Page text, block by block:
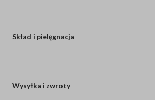
Skład i pielęgnacja
Wysyłka i zwroty